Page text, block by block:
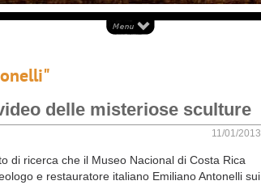
delle misteriose sculture
11/01/2013
di ricerca che il Museo Nacional di Costa Rica
e restauratore italiano Emiliano Antonelli sui